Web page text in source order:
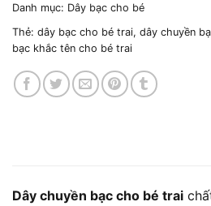
Danh mục: Dây bạc cho bé
Thẻ: dây bạc cho bé trai, dây chuyền
bạc khắc tên cho bé trai
Dây chuyền bạc cho bé trai